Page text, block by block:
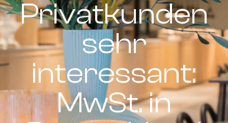
Privatkunden
sehr
interessant:
MwSt. in